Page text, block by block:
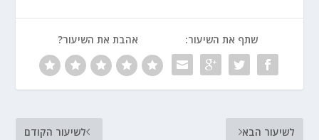
שתף את השיעור: אהבת את השיעור?
לשיעור הקודם לשיעור הבא